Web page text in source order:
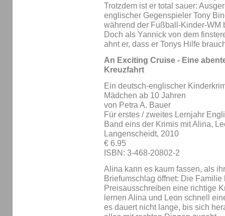
Trotzdem ist er total sauer:
englischer Gegenspieler Tony
während der Fußball-Kinder-WM
Doch als Yannick von dem
ahnt er, dass er Tonys Hilfe
An Exciting Cruise - Eine
Kreuzfahrt
Ein deutsch-englischer
Mädchen ab 10 Jahren
von Petra A. Bauer
Für erstes / zweites Lernjahr
Band eins der Krimis mit Alina,
Langenscheidt, 2010
€ 6.95
ISBN: 3-468-20802-2
Alina kann es kaum fassen, als
Briefumschlag öffnet: Die Familie
Preisausschreiben eine richtige
lernen Alina und Leon schnell
es dauert nicht lange, bis sich